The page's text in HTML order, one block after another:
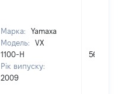
Марка:
Yamaxa
Модель:
VX
1100-H
Рік випуску:
2009
56000